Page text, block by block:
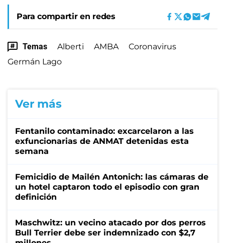
Para compartir en redes
Temas Alberti AMBA
Coronavirus
Germán Lago
Ver más
Fentanilo contaminado: excarcelaron a las
exfuncionarias de ANMAT detenidas esta
semana
Femicidio de Mailén Antonich: las cámaras de
un hotel captaron todo el episodio con gran
definición
Maschwitz: un vecino atacado por dos perros
Bull Terrier debe ser indemnizado con $2,7